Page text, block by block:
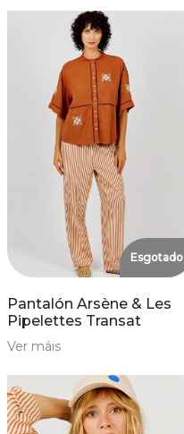
Esgotado
Pantalón Arsène & Les
Pipelettes Transat
Ver máis